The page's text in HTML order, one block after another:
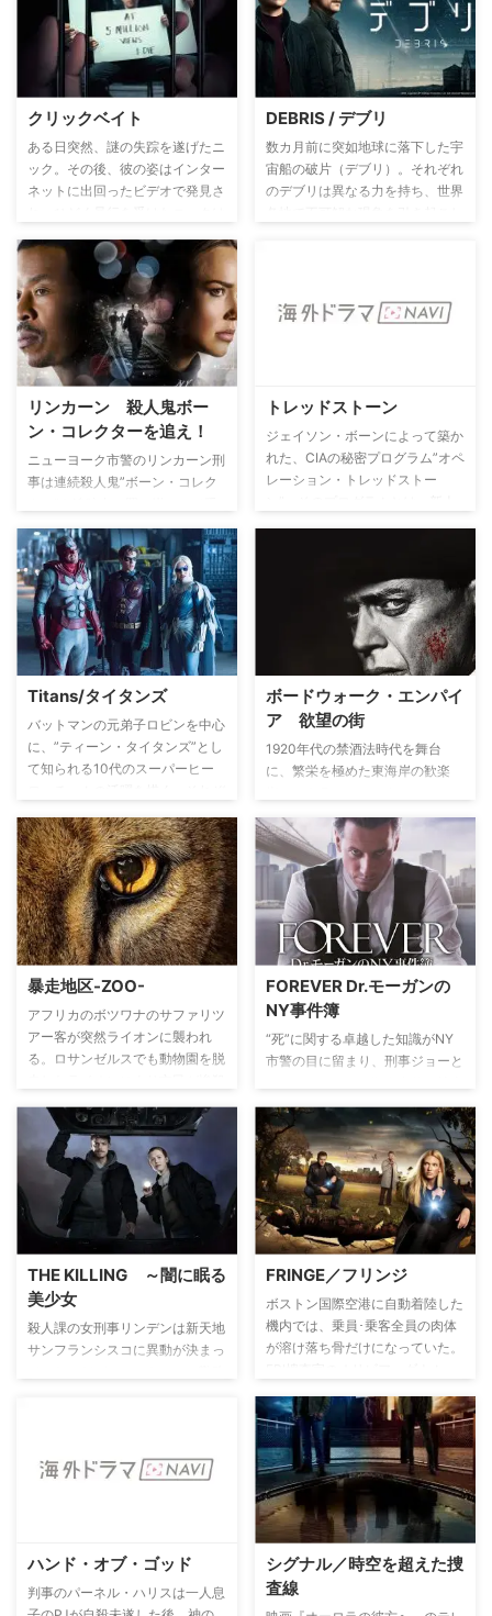
クリックベイト
ある日突然、謎の失踪を遂げたニ
ック。その後、彼の姿はインター
ネットに出回ったビデオで発見さ
500万で死ぬ」と書かれたカード
を掲げていた。妹と妻がニックを
探し助け出そうと急ぐ中、想像も
しなかった彼の一面が明らかにな
っていく――。
DEBRIS / デブリ
数カ月前に突如地球に落下した宇
宙船の破片（デブリ）。それぞれ
のデブリは異なる力を持ち、世界
ィとMI6諜報員フィノラ・ジョー
ンズは、デブリが巻き起こす事件
リンカーン 殺人鬼ボー
ン・コレクターを追え！
ニューヨーク市警のリンカーン刑
事は連続殺人鬼”ボーン・コレク
傷を負い、脊椎損傷により四肢が
まひしてしまう。その3年後、
FBIでプロファイルすることを目
指しながら妹を育てる女性巡査ア
メリアは地下鉄で変死体を発見す
る。リンカーンの元相棒セリート
は”ボーン・コレクター”の新たな
犯行とにらみ、アメリアを連れて
引退したリンカーンを訪問。説得
された彼はアメリアやかつての部
下科学捜査官ケイトやITに強いフ
ェリックスらとともに、新たな状
トレッドストーン
ジェイソン・ボーンによって築か
れた、CIAの秘密プログラム”オペ
レーション・トレッドストー
が、危険な任務を再開するため
に”覚醒”していく。
Titans/タイタンズ​
バットマンの元弟子ロビンを中心
に、”ティーン・タイタンズ”とし
て知られる10代のスーパーヒー
間と行動を共にし、悩み励ましあ
い、それぞれの内なる葛藤と向き
合いながら、正義のために闘って
いく。
ボードウォーク・エンパイ
ア 欲望の街
1920年代の禁酒法時代を舞台
に、繁栄を極めた東海岸の歓楽
と、街を牛耳った実在の政治家イ
ーノック・ジョンソンの背徳の人
生を描いた作品。ジョンソンをモ
デルとする街の大物イーノッ
ク・”ナッキー”・トンプソンを主
人公に、取り巻きや若きカポネら
実在のギャング達が、骨太のドラ
マを織りなす。
暴走地区-ZOO-
アフリカのボツワナのサファリツ
アー客が突然ライオンに襲われ
る。ロサンゼルスでも動物園を脱
ミーは巨大バイオ企業レイデン社
の関与を疑い、獣医病理学者ミッ
チに協力を要請するが、その間に
もさまざまな動物が異常行動を見
せ、世界中で人間を襲い始める。
動物行動学者のジャクソン、ジェ
イミー、ジャクソンの親友のエイ
ブラハム、分析官のクロエ、そし
てミッチの5人が謎の組織に集め
られ、凶暴化した動物たちの暴走
を食い止める使命を担う。動物た
FOREVER Dr.モーガンの
NY事件簿
“死”に関する卓越した知識がNY
市警の目に留まり、刑事ジョーと
に協力するヘンリー。だが、卓越
した洞察力と豊富な知識は、どこ
からくるのか？ 実はヘンリー
は、約200年前の”最初の死”を境
に、一切歳を取らず、何度死んで
も生き返るという誰にも言えない
秘密を持つ男だった。
THE KILLING ～闇に眠る
美少女
殺人課の女刑事リンデンは新天地
サンフランシスコに異動が決まっ
事件を担当することになってしま
う。後任のホールダーと共に、一
長選に立候補していた市会議員の
リッチモンドと現職市長との討論
FRINGE／フリンジ
ボストン国際空港に自動着陸した
機内では、乗員･乗客全員の肉体
が溶け落ち骨だけになっていた。
査に加わる。すると捜査上にウォ
ルター・ビショップ博士という、
フリンジ・サイエンス（非主流科
学）の天才博士の名が浮き上が
る。しかし、博士は17年間ある施
設に収容されており、博士に相談
できる唯一の手段は、疎遠になっ
ていた博士の息子のピーターに協
力を頼むことだった。IQ190の天
才ピーターをなんとか説き伏せ、
ハンド・オブ・ゴッド
判事のパーネル・ハリスは一人息
シグナル／時空を超えた捜
査線